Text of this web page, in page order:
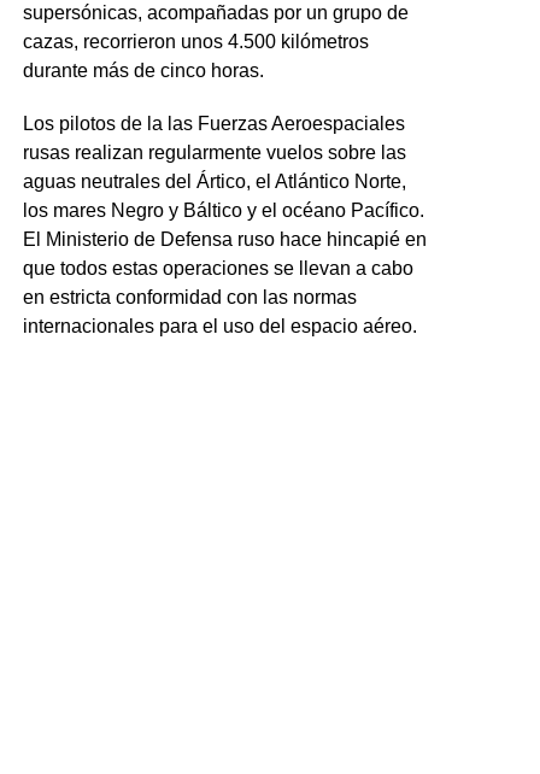
supersónicas, acompañadas por un grupo de
cazas, recorrieron unos 4.500 kilómetros
durante más de cinco horas.
Los pilotos de la las Fuerzas Aeroespaciales
rusas realizan regularmente vuelos sobre las
aguas neutrales del Ártico, el Atlántico Norte,
los mares Negro y Báltico y el océano Pacífico.
El Ministerio de Defensa ruso hace hincapié en
que todos estas operaciones se llevan a cabo
en estricta conformidad con las normas
internacionales para el uso del espacio aéreo.